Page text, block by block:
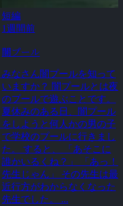
短編
1週間前
闇プール
みなさん闇プールを知って
いますか？ 闇プールとは夜
のプールで遊ぶことです。
夏休みのある日、闇プール
をしようと何人かの男の子
で学校のプールに行きまし
た。 すると、 「あそこに
誰かいるくね？」 「あっ！
先生じゃん」 その先生は最
近行方がわからなくなった
先生でした。 ...